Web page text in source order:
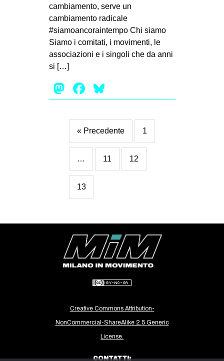
cambiamento, serve un
cambiamento radicale
#siamoancoraintempo Chi siamo
Siamo i comitati, i movimenti, le
associazioni e i singoli che da anni
si […]
Mastodon
Facebook
« Precedente 1
… 11 12
13
Creative Commons Attribution-
NonCommercial-ShareAlike 2.5 Generic
License.
CONTATTI: